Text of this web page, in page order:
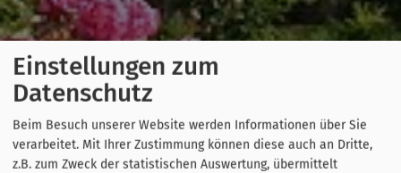
Einstellungen zum
Datenschutz
Beim Besuch unserer Website werden Informationen über Sie
verarbeitet. Mit Ihrer Zustimmung können diese auch an Dritte,
z.B. zum Zweck der statistischen Auswertung, übermittelt